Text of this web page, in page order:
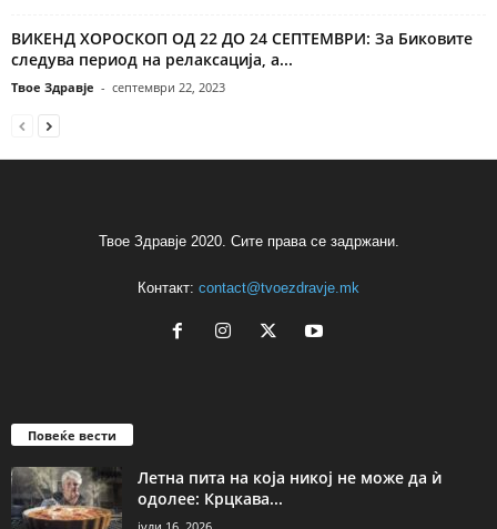
ВИКЕНД ХОРОСКОП ОД 22 ДО 24 СЕПТЕМВРИ: За Биковите
следува период на релаксација, а...
Твое Здравје - септември 22, 2023
Твое Здравје 2020. Сите права се задржани.
Контакт: contact@tvoezdravje.mk
Повеќе вести
Летна пита на која никој не може да ѝ
одолее: Крцкава...